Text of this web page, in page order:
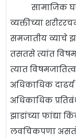
सामाजिक
व्यक्तीच्या
समजातीय व्याचे
तसतसे त्यांत
त्यात
अधिकाधिक
अधिकाधिक
झाडांच्या फांद्या
लवचिकपणा